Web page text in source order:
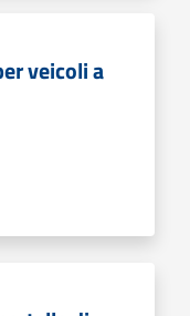
veicoli a